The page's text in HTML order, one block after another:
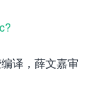
译，薛文嘉审